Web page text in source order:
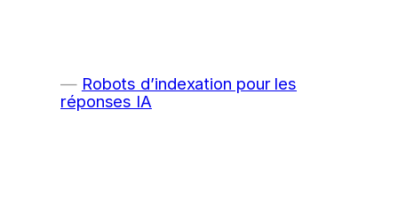
Robots d’indexation pour les
réponses IA